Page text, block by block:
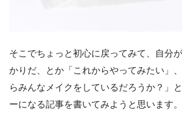
そこでちょっと初心に戻ってみて、自分
かりだ、とか「これからやってみたい」
らみんなメイクをしているだろうか？」
ーになる記事を書いてみようと思います。